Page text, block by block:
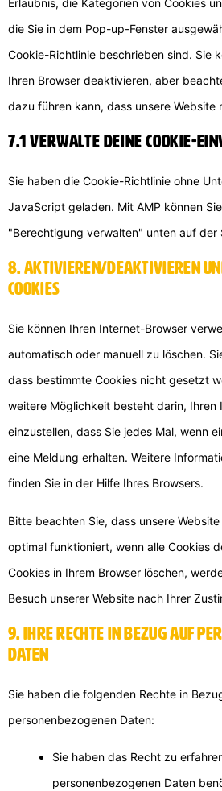
Erlaubnis, die Kategorien von Cookies
die Sie in dem Pop-up-Fenster
Cookie-Richtlinie beschrieben sind. Sie
Ihren Browser deaktivieren, aber
dazu führen kann, dass unsere
7.1 Verwalte deine Cookie-
Sie haben die Cookie-Richtlinie ohne
JavaScript geladen. Mit AMP können
"Berechtigung verwalten" unten auf der
8. Aktivieren/Deaktivieren
Cookies
Sie können Ihren Internet-Browser
automatisch oder manuell zu löschen.
dass bestimmte Cookies nicht gesetzt
weitere Möglichkeit besteht darin, Ihren
einzustellen, dass Sie jedes Mal, wenn
eine Meldung erhalten. Weitere
finden Sie in der Hilfe Ihres Browsers.
Bitte beachten Sie, dass unsere
optimal funktioniert, wenn alle Cookies
Cookies in Ihrem Browser löschen,
Besuch unserer Website nach Ihrer
9. Ihre Rechte in Bezug auf
Daten
Sie haben die folgenden Rechte in
personenbezogenen Daten:
Sie haben das Recht zu
personenbezogenen Daten